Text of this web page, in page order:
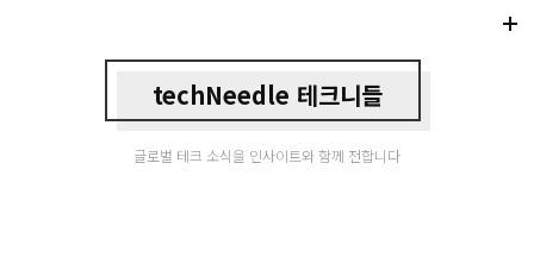
techNeedle 테크니들
글로벌 테크 소식을 인사이트와 함께 전합니다